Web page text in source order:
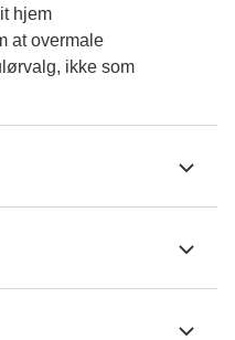
hjem
at overmale
ikke som